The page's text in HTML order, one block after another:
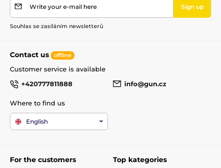
Write your e-mail here Sign up
Souhlas se zasíláním newsletterů
Contact us offline
Customer service is available
+420777811888
info@gun.cz
Where to find us
English
For the customers Top kategories